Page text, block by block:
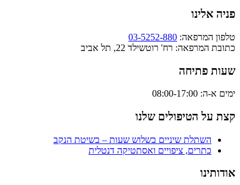
פניה אלינו
טלפון המרפאה: 03-5252-880
כתובת המרפאה: רח' רוטשילד 22, תל אביב
שעות פתיחה
ימים א-ה: 08:00-17:00
קצת על הטיפולים שלנו
השתלת שיניים בשלוש שעות – בשיטת הנקב
כתרים, ציפויים ואסתטיקה דנטלית
אודותינו